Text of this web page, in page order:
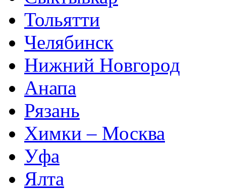
Тольятти
Челябинск
Нижний Новгород
Анапа
Рязань
Химки – Москва
Уфа
Ялта